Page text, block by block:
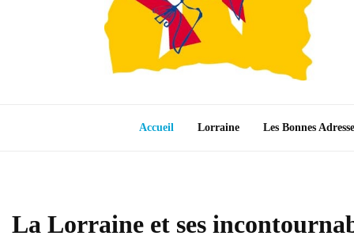
Accueil Lorraine Les Bonnes
La Lorraine et ses